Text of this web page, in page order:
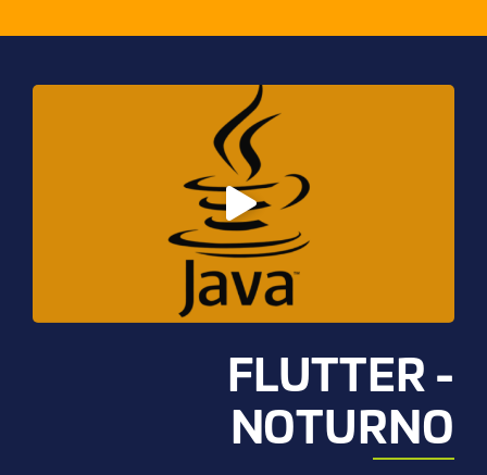
FLUTTER -
NOTURNO